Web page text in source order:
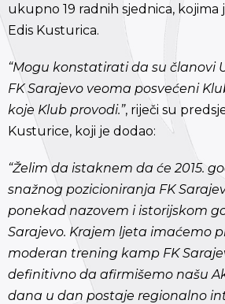
ukupno 19 radnih sjednica, kojima
Edis Kusturica.
“Mogu konstatirati da su članovi
FK Sarajevo veoma posvećeni
koje Klub provodi.”, riječi su
Kusturice, koji je dodao:
“Želim da istaknem da će 2015.
snažnog pozicioniranja FK
ponekad nazovem i istorijskom
Sarajevo. Krajem ljeta imaćemo
moderan trening kamp FK
definitivno da afirmišemo našu
dana u dan postaje regionalno